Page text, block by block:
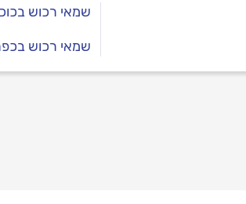
שמאי רכוש
שמאי רכוש